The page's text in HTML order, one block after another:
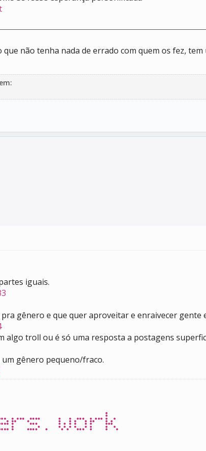
não tenha nada de errado com quem os fez,
iguais.
gênero e que quer aproveitar e enraivecer
algo troll ou é só uma resposta a postagens
gênero pequeno/fraco.